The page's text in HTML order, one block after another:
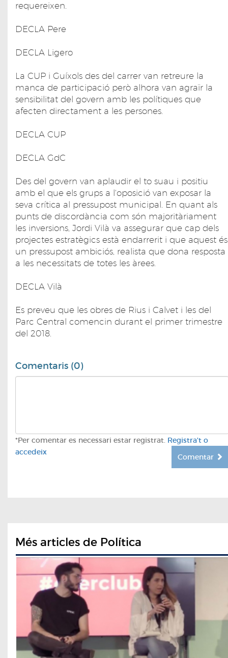
requereixen.
DECLA Pere
DECLA Ligero
La CUP i Guíxols des del carrer van retreure la
manca de participació però alhora van agraïr la
sensibilitat del govern amb les polítiques que
afecten directament a les persones.
DECLA CUP
DECLA GdC
Des del govern van aplaudir el to suau i positiu
amb el que els grups a l'oposició van exposar la
seva crítica al pressupost municipal. En quant als
punts de discordància com són majoritàriament
les inversions, Jordi Vilà va assegurar que cap dels
projectes estratègics està endarrerit i que aquest és
un pressupost ambiciós, realista que dona resposta
a les necessitats de totes les àrees.
DECLA Vilà
Es preveu que les obres de Rius i Calvet i les del
Parc Central comencin durant el primer trimestre
del 2018.
Comentaris (0)
*Per comentar es necessari estar registrat. Registra't o
accedeix
Comentar
Més articles de Política